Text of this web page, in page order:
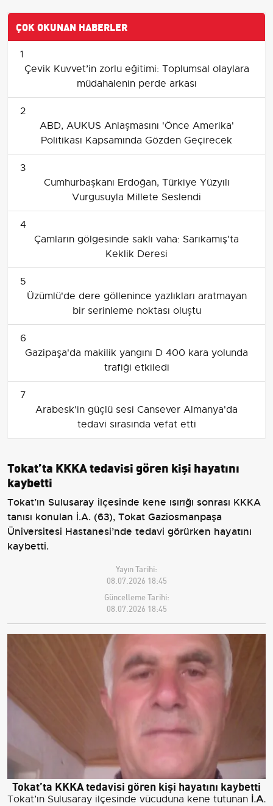
ÇOK OKUNAN HABERLER
1
Çevik Kuvvet’in zorlu eğitimi: Toplumsal olaylara
müdahalenin perde arkası
2
ABD, AUKUS Anlaşmasını 'Önce Amerika'
Politikası Kapsamında Gözden Geçirecek
3
Cumhurbaşkanı Erdoğan, Türkiye Yüzyılı
Vurgusuyla Millete Seslendi
4
Çamların gölgesinde saklı vaha: Sarıkamış'ta
Keklik Deresi
5
Üzümlü'de dere göllenince yazlıkları aratmayan
bir serinleme noktası oluştu
6
Gazipaşa'da makilik yangını D 400 kara yolunda
trafiği etkiledi
7
Arabesk'in güçlü sesi Cansever Almanya'da
tedavi sırasında vefat etti
Tokat’ta KKKA tedavisi gören kişi hayatını
kaybetti
Tokat’ın Sulusaray ilçesinde kene ısırığı sonrası KKKA
tanısı konulan İ.A. (63), Tokat Gaziosmanpaşa
Üniversitesi Hastanesi’nde tedavi görürken hayatını
kaybetti.
Yayın Tarihi:
08.07.2026 18:45
Güncelleme Tarihi:
08.07.2026 18:45
Tokat’ta KKKA tedavisi gören kişi hayatını kaybetti
Tokat’ın Sulusaray ilçesinde vücuduna kene tutunan İ.A.